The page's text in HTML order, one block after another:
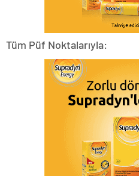
Tüm Püf Noktalarıyla: